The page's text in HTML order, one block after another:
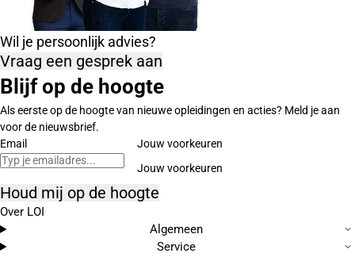
Wil je persoonlijk advies?
Vraag een gesprek aan
Blijf op de hoogte
Als eerste op de hoogte van nieuwe opleidingen en acties? Meld je aan
voor de nieuwsbrief.
Email
Jouw voorkeuren
Houd mij op de hoogte
Over LOI
Algemeen
Service